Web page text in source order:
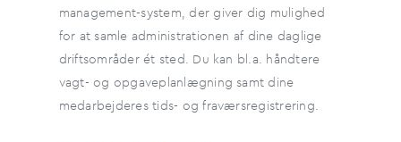
management-system, der giver dig mulighed
for at samle administrationen af dine daglige
driftsområder ét sted. Du kan bl.a. håndtere
vagt- og opgaveplanlægning samt dine
medarbejderes tids- og fraværsregistrering.